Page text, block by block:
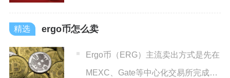
权与交易、链上生态赋能及资
ergo币怎么卖
Ergo币（ERG）主流卖出方式是先在
MEXC、Gate等中心化交易所完成充